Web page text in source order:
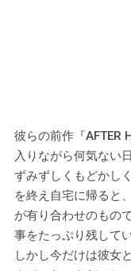
彼らの前作『AFTER
入りながら何気ない
ずみずしくもどかし
を終え自宅に帰ると
が有り合わせのもの
事をたっぷり残して
しかし今だけは彼女